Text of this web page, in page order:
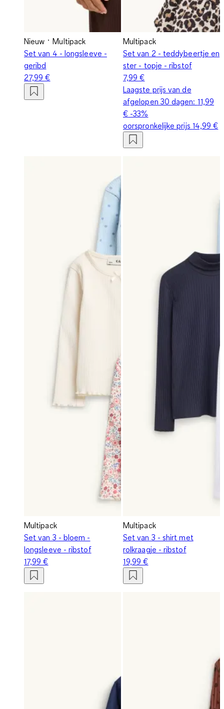
Nieuw
Multipack
Set van 4 - longsleeve -
geribd
27,99 €
Multipack
Set van 2 - teddybeertje en
ster - topje - ribstof
7,99 €
Laagste prijs van de
afgelopen 30 dagen: 11,99
€ -33%
oorspronkelijke prijs 14,99 €
Multipack
Set van 3 - bloem -
longsleeve - ribstof
17,99 €
Multipack
Set van 3 - shirt met
rolkraagje - ribstof
19,99 €